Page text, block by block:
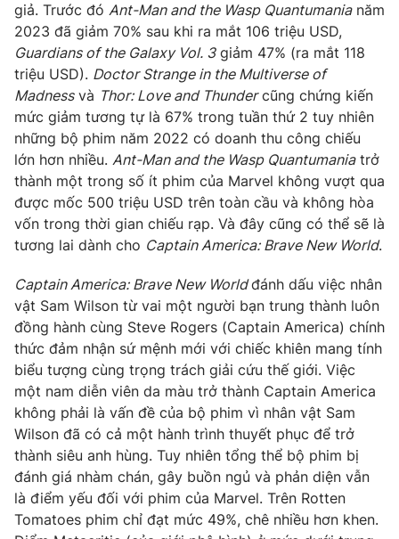
VTV4 Vươn mình bằng AI
VTV9 VTV8
Liên hệ tòa soạn English
THỜI BÁO VTV
Theo dõi báo trên
Cơ quan chủ quản:
Đài Truyền hình Việt Nam
Cơ quan báo chí:Thời báo VTV
Giấy phép hoạt động báo in và báo điện tử số 483/GP-BTTTT
cấp ngày 29/12/2023
Tổng Biên tập:Vũ Thanh Thủy
Phó Tổng Biên tập:Nguyễn Thị Mỹ Hạnh, Phạm Quốc Thắng,
Nguyễn Trọng Ninh
Tổng đài VTV:024.38 355 931 - 024.38 355 932
giả. Trước đó Ant-Man and the Wasp Quantumanianăm
2023 đã giảm 70% sau khi ra mắt 106 triệu USD,
Guardians of the Galaxy Vol. 3giảm 47% (ra mắt 118
triệu USD). Doctor Strange in the Multiverse of
Madnessvà Thor: Love and Thundercũng chứng kiến ​​
mức giảm tương tự là 67% trong tuần thứ 2 tuy nhiên
những bộ phim năm 2022 có doanh thu công chiếu
lớn hơn nhiều. Ant-Man and the Wasp Quantumaniatrở
thành một trong số ít phim của Marvel không vượt qua
được mốc 500 triệu USD trên toàn cầu và không hòa
vốn trong thời gian chiếu rạp. Và đây cũng có thể sẽ là
tương lai dành cho Captain America: Brave New World.
Captain America: Brave New Worldđánh dấu việc nhân
vật Sam Wilson từ vai một người bạn trung thành luôn
đồng hành cùng Steve Rogers (Captain America) chính
thức đảm nhận sứ mệnh mới với chiếc khiên mang tính
biểu tượng cùng trọng trách giải cứu thế giới. Việc
một nam diễn viên da màu trở thành Captain America
không phải là vấn đề của bộ phim vì nhân vật Sam
Wilson đã có cả một hành trình thuyết phục để trở
thành siêu anh hùng. Tuy nhiên tổng thể bộ phim bị
đánh giá nhàm chán, gây buồn ngủ và phản diện vẫn
là điểm yếu đối với phim của Marvel. Trên Rotten
Tomatoes phim chỉ đạt mức 49%, chê nhiều hơn khen.